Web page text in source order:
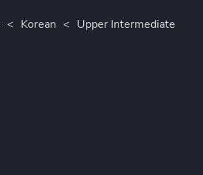
< Korean < Upper Intermediate